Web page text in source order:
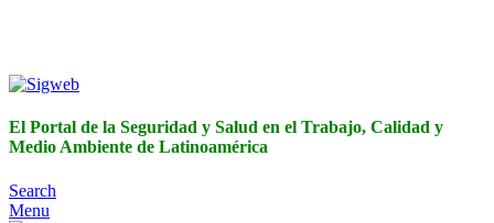
El Portal de la Seguridad y Salud en el Trabajo, Calidad y
Medio Ambiente de Latinoamérica
Search
Menu